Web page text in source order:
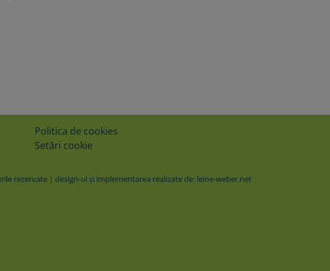
Politica de cookies
Setări cookie
rezervate | design-ul şi implementarea realizate de: leine-weber.net